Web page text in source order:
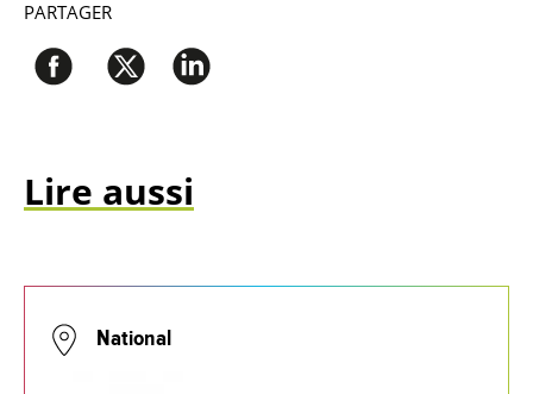
PARTAGER
Lire aussi
National